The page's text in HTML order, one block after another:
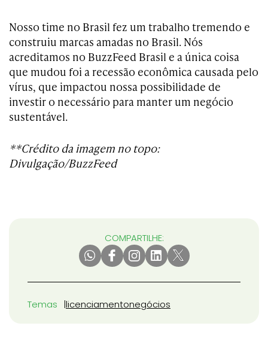
Nosso time no Brasil fez um trabalho tremendo e
construiu marcas amadas no Brasil. Nós
acreditamos no BuzzFeed Brasil e a única coisa
que mudou foi a recessão econômica causada pelo
vírus, que impactou nossa possibilidade de
investir o necessário para manter um negócio
sustentável.
**Crédito da imagem no topo:
Divulgação/BuzzFeed
COMPARTILHE:
Temas licenciamentonegócios